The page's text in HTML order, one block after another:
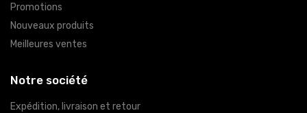
Promotions
Nouveaux produits
Meilleures ventes
Notre société
Expédition, livraison et retour